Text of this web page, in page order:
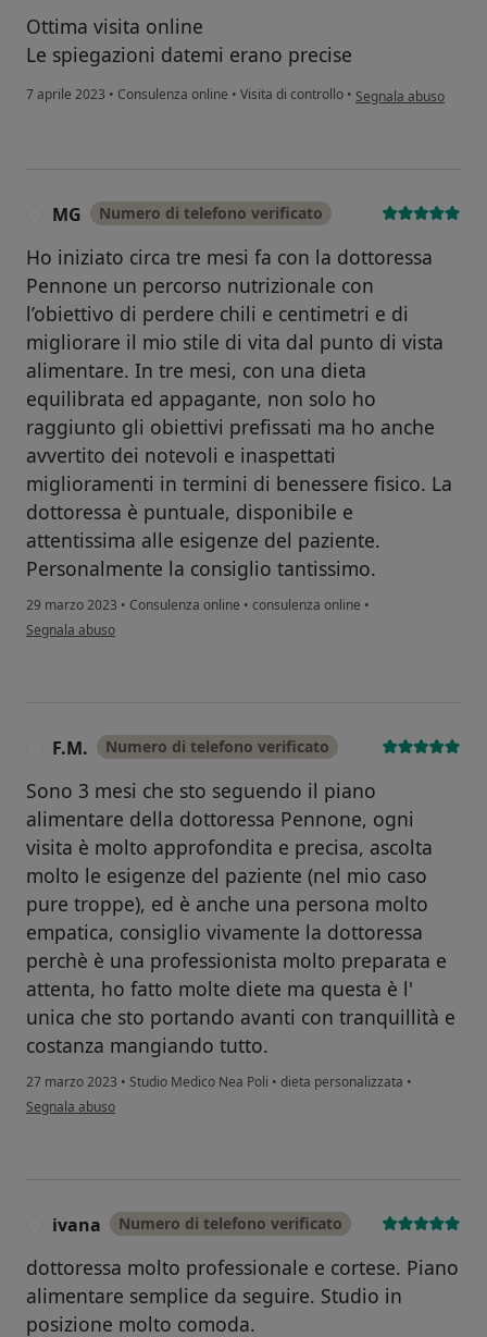
Ottima visita online
Le spiegazioni datemi erano precise
7 aprile 2023 • Consulenza online • Visita di controllo • secondo l'opinione
Segnala abuso
MG Numero di telefono verificato
Ho iniziato circa tre mesi fa con la dottoressa
Pennone un percorso nutrizionale con
l’obiettivo di perdere chili e centimetri e di
migliorare il mio stile di vita dal punto di vista
alimentare. In tre mesi, con una dieta
equilibrata ed appagante, non solo ho
raggiunto gli obiettivi prefissati ma ho anche
avvertito dei notevoli e inaspettati
miglioramenti in termini di benessere fisico. La
dottoressa è puntuale, disponibile e
attentissima alle esigenze del paziente.
Personalmente la consiglio tantissimo.
29 marzo 2023 • Consulenza online • consulenza online •
secondo l'opinione dell'utente MG
Segnala abuso
F.M. Numero di telefono verificato
Sono 3 mesi che sto seguendo il piano
alimentare della dottoressa Pennone, ogni
visita è molto approfondita e precisa, ascolta
molto le esigenze del paziente (nel mio caso
pure troppe), ed è anche una persona molto
empatica, consiglio vivamente la dottoressa
perchè è una professionista molto preparata e
attenta, ho fatto molte diete ma questa è l'
unica che sto portando avanti con tranquillità e
costanza mangiando tutto.
27 marzo 2023 • Studio Medico Nea Poli • dieta personalizzata •
secondo l'opinione dell'utente F.M.
Segnala abuso
ivana Numero di telefono verificato
dottoressa molto professionale e cortese. Piano
alimentare semplice da seguire. Studio in
posizione molto comoda.